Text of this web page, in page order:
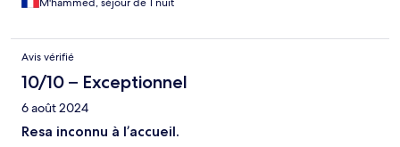
M'hammed, séjour de 1 nuit
Avis vérifié
10/10 – Exceptionnel
6 août 2024
Resa inconnu à l’accueil.